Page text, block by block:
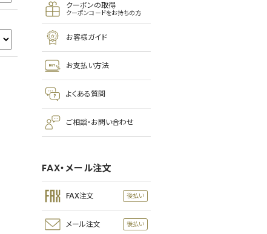
クーポンの取得
クーポンコードをお持ちの方
お客様ガイド
お支払い方法
よくある質問
ご相談・お問い合わせ
FAX・メール注文
FAX注文
メール注文